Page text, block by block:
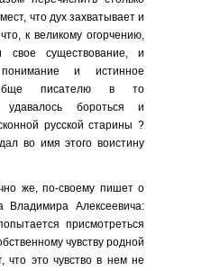
что дух захватывает и
к великому огорчению,
свое существование, и
и истинное
писателю в то
удавалось бороться и
русской старины ?
во имя этого воистину
же, по-своему пишет о
Владимира Алексеевича:
присмотреться
чувству родной
что это чувство в нем не